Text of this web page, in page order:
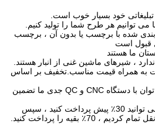
خود بسیار خوب است.
توانیم هر طرح شما را تولید کنیم.
شده با برچسب یا بدون آن ، برچسب
قبول است
ما هستند
، شیرهای ماشین غنی از انبار هستند.
به همراه قیمت مناسب.تخفیف بر اساس
کیفیت را می توان با دستگاه CNC و QC جدی ما تضمین
ابتدا می توانید 30٪ پیش پرداخت کنید ، سپس
بقیه را پرداخت کنید.